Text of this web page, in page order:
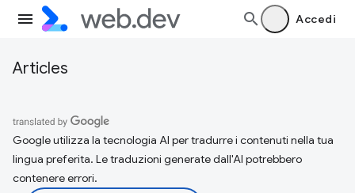
Accedi
Articles
Google utilizza la tecnologia AI per tradurre i contenuti nella tua
lingua preferita. Le traduzioni generate dall'AI potrebbero
contenere errori.